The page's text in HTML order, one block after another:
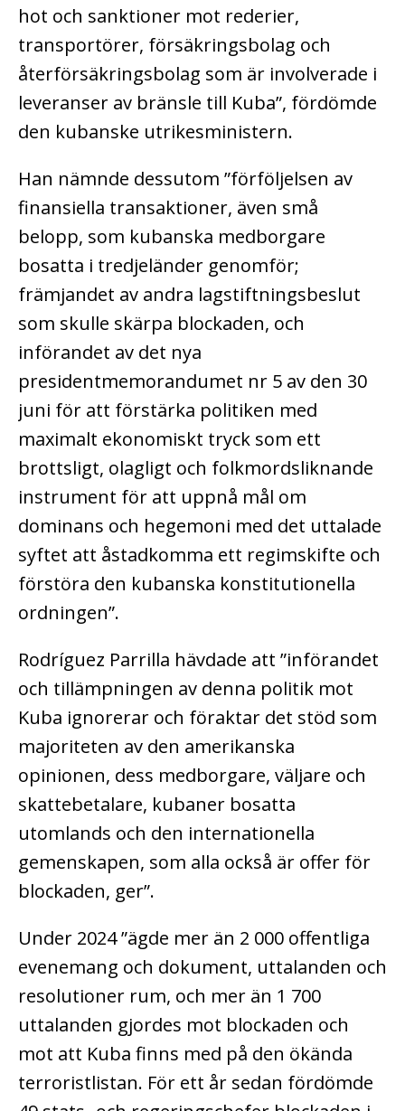
hot och sanktioner mot rederier,
transportörer, försäkringsbolag och
återförsäkringsbolag som är involverade i
leveranser av bränsle till Kuba”, fördömde
den kubanske utrikesministern.
Han nämnde dessutom ”förföljelsen av
finansiella transaktioner, även små
belopp, som kubanska medborgare
bosatta i tredjeländer genomför;
främjandet av andra lagstiftningsbeslut
som skulle skärpa blockaden, och
införandet av det nya
presidentmemorandumet nr 5 av den 30
juni för att förstärka politiken med
maximalt ekonomiskt tryck som ett
brottsligt, olagligt och folkmordsliknande
instrument för att uppnå mål om
dominans och hegemoni med det uttalade
syftet att åstadkomma ett regimskifte och
förstöra den kubanska konstitutionella
ordningen”.
Rodríguez Parrilla hävdade att ”införandet
och tillämpningen av denna politik mot
Kuba ignorerar och föraktar det stöd som
majoriteten av den amerikanska
opinionen, dess medborgare, väljare och
skattebetalare, kubaner bosatta
utomlands och den internationella
gemenskapen, som alla också är offer för
blockaden, ger”.
Under 2024 ”ägde mer än 2 000 offentliga
evenemang och dokument, uttalanden och
resolutioner rum, och mer än 1 700
uttalanden gjordes mot blockaden och
mot att Kuba finns med på den ökända
terroristlistan. För ett år sedan fördömde